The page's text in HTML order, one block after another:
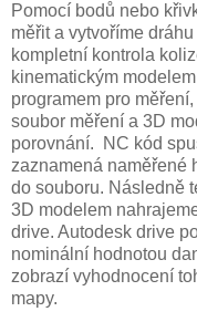
Pomocí bodů nebo
měřit a vytvoříme
kompletní kontrola
kinematickým
programem pro
soubor měření a 3D
porovnání. NC kód
zaznamená naměřené
do souboru. Následně
3D modelem
drive. Autodesk drive
nominální hodnotou
zobrazí vyhodnocení
mapy.